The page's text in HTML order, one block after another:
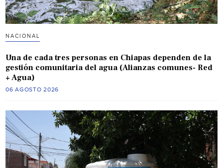
NACIONAL
Una de cada tres personas en Chiapas dependen de la
gestión comunitaria del agua (Alianzas comunes- Red
+ Agua)
06 AGOSTO 2026